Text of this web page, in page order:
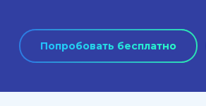
Попробовать бесплатно